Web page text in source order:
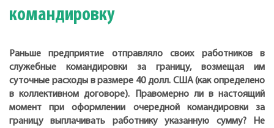
командировку
Раньше предприятие отправляло своих работников в
служебные командировки за границу, возмещая им
суточные расходы в размере 40 долл. США (как определено
в коллективном договоре). Правомерно ли в настоящий
момент при оформлении очередной командировки за
границу выплачивать работнику указанную сумму? Не